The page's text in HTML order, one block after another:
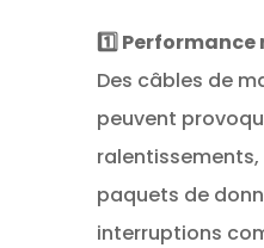
1️⃣
Des câbles de
peuvent
paquets de
interruptions